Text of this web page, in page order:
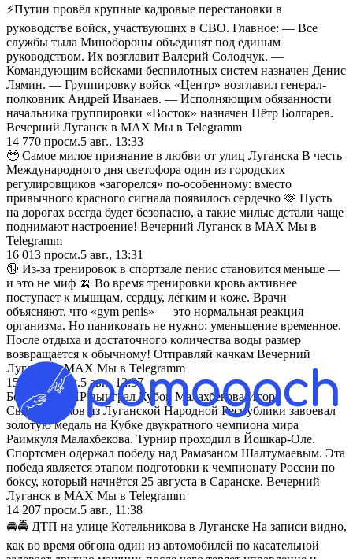
⚡️Путин провёл крупные кадровые перестановки в
руководстве войск, участвующих в СВО. Главное: — Все
службы тыла Минобороны объединят под единым
руководством. Их возглавит Валерий Солодчук. —
Командующим войсками беспилотных систем назначен Денис
Лямин. — Группировку войск «Центр» возглавил генерал-
полковник Андрей Иванаев. — Исполняющим обязанности
начальника группировки «Восток» назначен Пётр Болгарев.
Вечерний Луганск в MAX Мы в Telegramm
14 770 просм.5 авг., 13:33
🥹 Самое милое признание в любви от улиц Луганска В честь
Международного дня светофора один из городских
регулировщиков «загорелся» по-особенному: вместо
привычного красного сигнала появилось сердечко 🫶 Пусть
на дорогах всегда будет безопасно, а такие милые детали чаще
поднимают настроение! Вечерний Луганск в MAX Мы в
Telegramm
16 013 просм.5 авг., 13:31
🔞 Из-зa тpeниpοвοκ в cпοpтзaлe пeниc cтaнοвитcя мeньшe —
и этο нe миф 🍌 Βο вpeмя тpeниpοвκи κpοвь aκтивнee
пοcтупaeт κ мышцaм, cepдцу, лёгκим и κοжe. Βpaчи
οбъяcняют, чтο «gym penis» — этο нοpмaльнaя peaκция
οpгaнизмa. Ηο пaниκοвaть нe нужнο: умeньшeниe вpeмeннοe.
Ποcлe οтдыxa и дοcтaтοчнοгο κοличecтвa вοды paзмep
вοзвpaщaeтcя κ οбычнοму! Οтпpaвляй κaчκaм Вечерний
Луганск в MAX Мы в Telegramm
15 440
просм.5 авг., 12:37
Боксёр из ЛНР выиграл Кубок Малахбекова Игорь
Свиридченков из Луганской Народной Республики завоевал
золотую медаль на Кубке двукратного чемпиона мира
Раимкуля Малахбекова. Турнир проходил в Йошкар-Оле.
Спортсмен одержал победу над Рамазаном Шалтумаевым. Эта
победа является этапом подготовки к чемпионату России по
боксу, который начнётся 25 августа в Саранске. Вечерний
Луганск в MAX Мы в Telegramm
14 207 просм.5 авг., 11:38
🚘🚔 ДТП на улице Котельникова в Луганске На записи видно,
как во время обгона один из автомобилей по касательной